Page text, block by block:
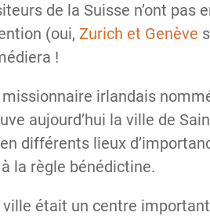
de la Suisse n’ont pas
(oui, Zurich et Genève
!
missionnaire irlandais
aujourd’hui la ville de
différents lieux
la règle bénédictine.
ville était un centre